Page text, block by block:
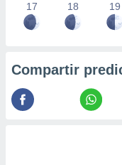
17 18 19
Compartir